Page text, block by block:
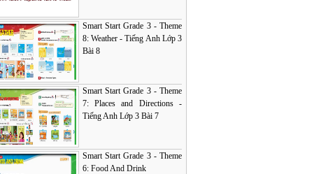
Smart Start Grade 3 - Theme
8: Weather - Tiếng Anh Lớp 3
Bài 8
Smart Start Grade 3 - Theme
7: Places and Directions -
Tiếng Anh Lớp 3 Bài 7
Smart Start Grade 3 - Theme
6: Food And Drink